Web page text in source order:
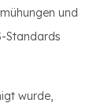
und
Standards
wurde,